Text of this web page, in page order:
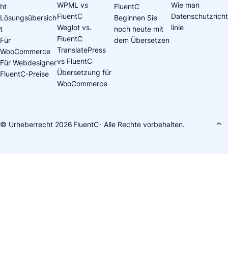
ht
Lösungsübersich
t
Für
WooCommerce
Für Webdesigner
FluentC-Preise
WPML vs
FluentC
Weglot vs.
FluentC
TranslatePress
vs FluentC
Übersetzung für
WooCommerce
FluentC
Beginnen Sie
noch heute mit
dem Übersetzen
Wie man
Datenschutzricht
linie
© Urheberrecht 2026 FluentC· Alle Rechte vorbehalten.